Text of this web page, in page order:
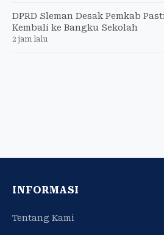
DPRD Sleman Desak Pemkab
Kembali ke Bangku Sekolah
2 jam lalu
INFORMASI
Tentang Kami